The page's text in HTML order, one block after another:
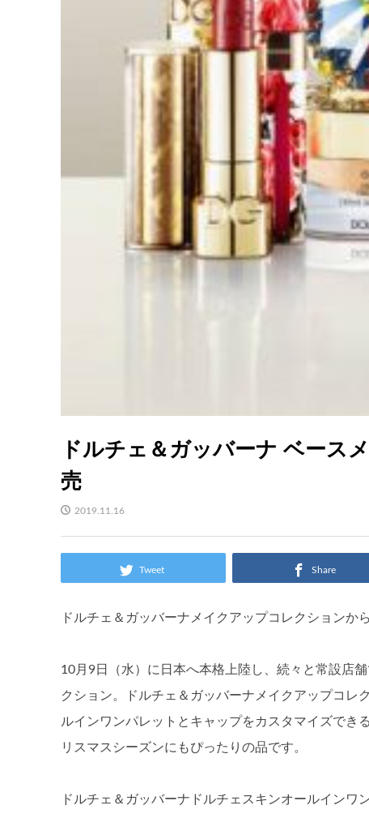
ドルチェ＆ガッバーナ ベース
売
2019.11.16
Tweet Share
ドルチェ＆ガッバーナメイクアップコレクションか
10月9日（水）に日本へ本格上陸し、続々と常設店
クション。ドルチェ＆ガッバーナメイクアップコレ
ルインワンパレットとキャップをカスタマイズでき
リスマスシーズンにもぴったりの品です。
ドルチェ＆ガッバーナドルチェスキンオールインワ